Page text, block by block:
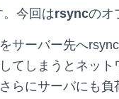
c
e
n
e
c
k
。今回はrsyncのオ
サーバー先へ
てしまうとネッ
らにサーバにも